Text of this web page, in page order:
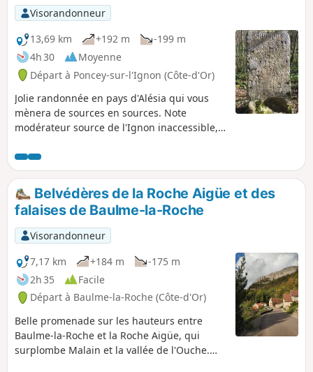
Visorandonneur
13,69 km
+192 m
-199 m
4h 30
Moyenne
Départ à Poncey-sur-l'Ignon (Côte-d'Or)
Jolie randonnée en pays d'Alésia qui vous
mènera de sources en sources. Note
modérateur source de l'Ignon inaccessible,
Belvédères de la Roche Aigüe et des
falaises de Baulme-la-Roche
Visorandonneur
7,17 km
+184 m
-175 m
2h 35
Facile
Départ à Baulme-la-Roche (Côte-d'Or)
Belle promenade sur les hauteurs entre
Baulme-la-Roche et la Roche Aigüe, qui
surplombe Malain et la vallée de l'Ouche.